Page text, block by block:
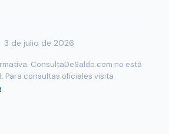
3 de julio de 2026
ConsultaDeSaldo.com no está
Para consultas oficiales visita
.